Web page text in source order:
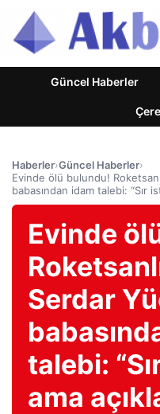
Güncel Haberler
Haberler›Güncel Haberler›
Evinde ölü bulundu!
babasından idam talebi: “Sır
Evinde
Serdar
talebi:
ama